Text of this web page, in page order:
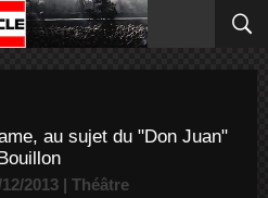
au sujet du "Don Juan"
2013 | Théâtre